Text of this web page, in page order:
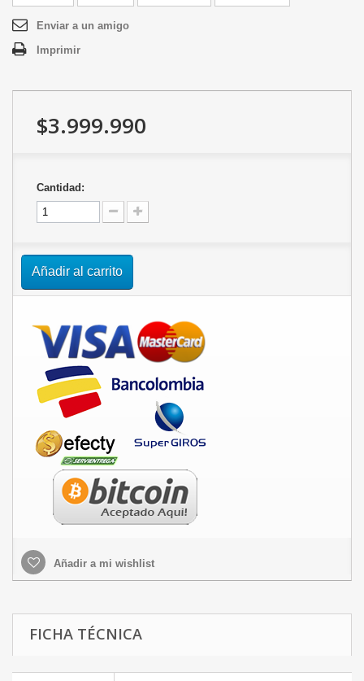
Enviar a un amigo
Imprimir
$3.999.990
Cantidad:
Añadir al carrito
Añadir a mi wishlist
FICHA TÉCNICA